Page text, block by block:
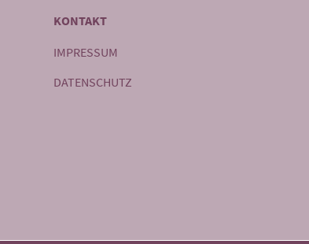
KONTAKT
IMPRESSUM
DATENSCHUTZ